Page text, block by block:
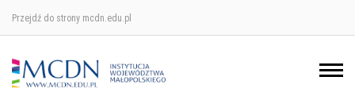
Przejdź do strony mcdn.edu.pl
Ośrodek w Krakowie